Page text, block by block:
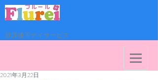
放課後等デイサービス
2021年3月22日